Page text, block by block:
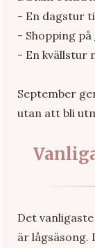
- En dagstur
- Shopping på
- En kvällstur
September
utan att bli
Det
är lågsäsong.